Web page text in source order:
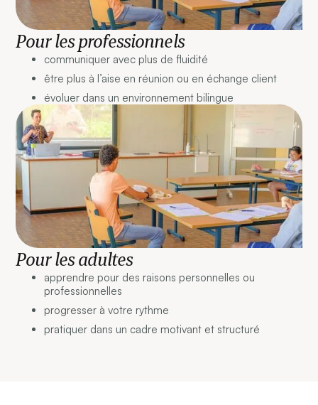
Pour les professionnels
communiquer avec plus de fluidité
être plus à l’aise en réunion ou en échange client
évoluer dans un environnement bilingue
Pour les adultes
apprendre pour des raisons personnelles ou
professionnelles
progresser à votre rythme
pratiquer dans un cadre motivant et structuré